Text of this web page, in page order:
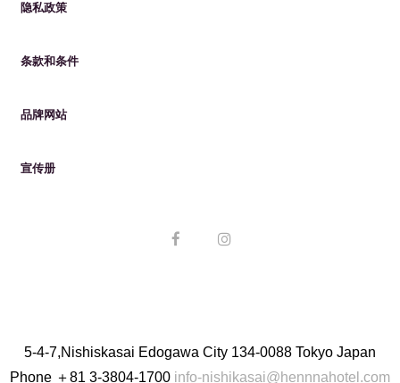
隐私政策
条款和条件
品牌网站
宣传册
5-4-7,Nishiskasai Edogawa City 134-0088 Tokyo Japan
Phone ＋81 3-3804-1700 info-nishikasai@hennnahotel.com